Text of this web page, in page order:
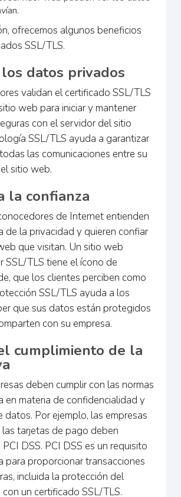
ofrecemos algunos beneficios
SSL/TLS.
datos privados
validan el certificado SSL/TLS
web para iniciar y mantener
con el servidor del sitio
SSL/TLS ayuda a garantizar
las comunicaciones entre su
sitio web.
la confianza
de Internet entienden
de la privacidad y quieren confiar
que visitan. Un sitio web
SSL/TLS tiene el ícono de
que los clientes perciben como
SSL/TLS ayuda a los
que sus datos están protegidos
con su empresa.
cumplimiento de la
deben cumplir con las normas
en materia de confidencialidad y
datos. Por ejemplo, las empresas
tarjetas de pago deben
DSS. PCI DSS es un requisito
para proporcionar transacciones
incluida la protección del
un certificado SSL/TLS.